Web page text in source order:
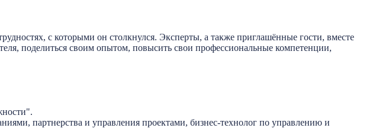
с которыми он столкнулся. Эксперты, а также приглашённые гости, вместе
поделиться своим опытом, повысить свои профессиональные компетенции,
партнерства и управления проектами, бизнес-технолог по управлению и